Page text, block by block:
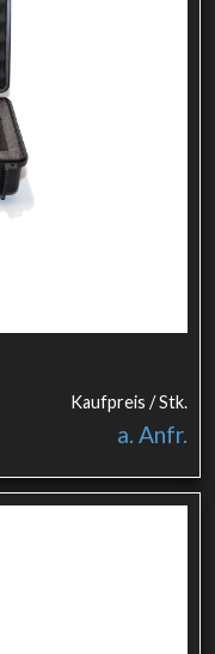
Kaufpreis / Stk.
a. Anfr.